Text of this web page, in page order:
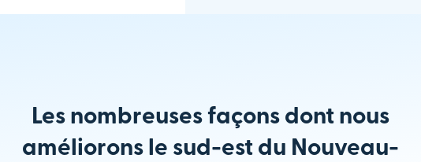
Les nombreuses façons dont nous
améliorons le sud-est du Nouveau-